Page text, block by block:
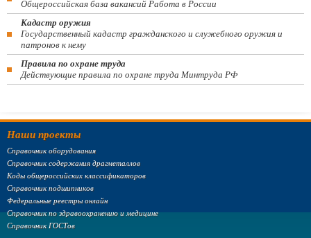
Общероссийская база вакансий Работа в России
Кадастр оружия
Государственный кадастр гражданского и служебного оружия и
патронов к нему
Правила по охране труда
Действующие правила по охране труда Минтруда РФ
Наши проекты
Справочник оборудования
Справочник содержания драгметаллов
Коды общероссийских классификаторов
Справочник подшипников
Федеральные реестры онлайн
Справочник по здравоохранению и медицине
Справочник ГОСТов